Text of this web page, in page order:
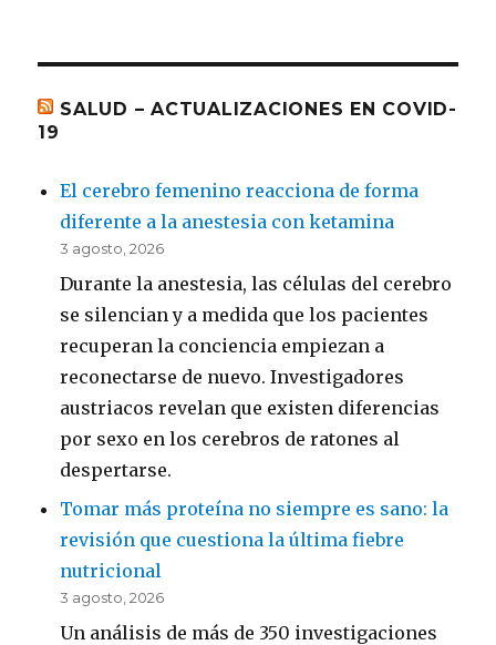
SALUD – ACTUALIZACIONES EN COVID-
19
El cerebro femenino reacciona de forma
diferente a la anestesia con ketamina
3 agosto, 2026
Durante la anestesia, las células del cerebro
se silencian y a medida que los pacientes
recuperan la conciencia empiezan a
reconectarse de nuevo. Investigadores
austriacos revelan que existen diferencias
por sexo en los cerebros de ratones al
despertarse.
Tomar más proteína no siempre es sano: la
revisión que cuestiona la última fiebre
nutricional
3 agosto, 2026
Un análisis de más de 350 investigaciones